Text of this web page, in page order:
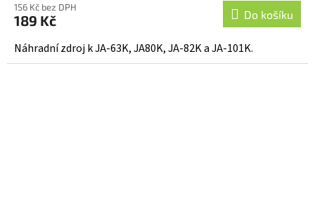
produktu
je
5,0
z
156 Kč bez DPH
189 Kč Do košíku
Náhradní zdroj k JA-63K, JA80K, JA-82K a JA-101K.